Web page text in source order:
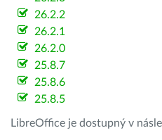
26.2.2
26.2.1
26.2.0
25.8.7
25.8.6
25.8.5
LibreOffice je dostupný v